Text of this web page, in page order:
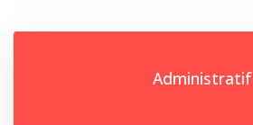
Administratif